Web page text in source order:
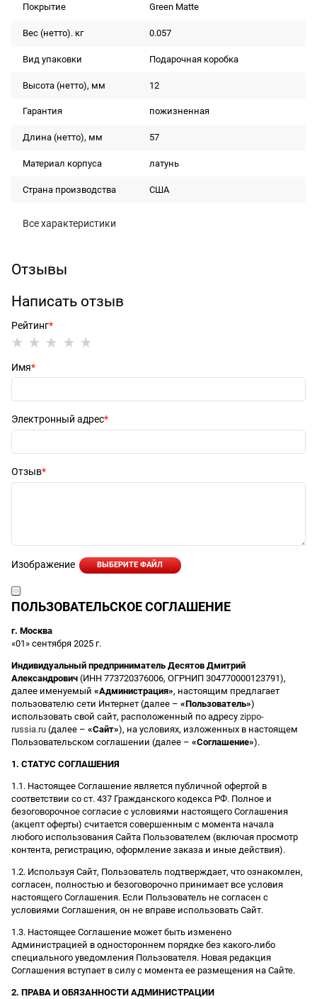
Покрытие Green Matte
Вес (нетто). кг 0.057
Вид упаковки Подарочная коробка
Высота (нетто), мм 12
Гарантия пожизненная
Длина (нетто), мм 57
Материал корпуса латунь
Страна производства США
Все характеристики
Отзывы
Написать отзыв
Рейтинг
Имя
Электронный адрес
Отзыв
Изображение ВЫБЕРИТЕ ФАЙЛ
ПОЛЬЗОВАТЕЛЬСКОЕ СОГЛАШЕНИЕ
г. Москва
«01» сентября 2025 г.
Индивидуальный предприниматель Десятов Дмитрий
Александрович (ИНН 773720376006, ОГРНИП 304770000123791),
далее именуемый «Администрация», настоящим предлагает
пользователю сети Интернет (далее – «Пользователь»)
использовать свой сайт, расположенный по адресу zippo-
russia.ru (далее – «Сайт»), на условиях, изложенных в настоящем
Пользовательском соглашении (далее – «Соглашение»).
1. СТАТУС СОГЛАШЕНИЯ
1.1. Настоящее Соглашение является публичной офертой в
соответствии со ст. 437 Гражданского кодекса РФ. Полное и
безоговорочное согласие с условиями настоящего Соглашения
(акцепт оферты) считается совершенным с момента начала
любого использования Сайта Пользователем (включая просмотр
контента, регистрацию, оформление заказа и иные действия).
1.2. Используя Сайт, Пользователь подтверждает, что ознакомлен,
согласен, полностью и безоговорочно принимает все условия
настоящего Соглашения. Если Пользователь не согласен с
условиями Соглашения, он не вправе использовать Сайт.
1.3. Настоящее Соглашение может быть изменено
Администрацией в одностороннем порядке без какого-либо
специального уведомления Пользователя. Новая редакция
Соглашения вступает в силу с момента ее размещения на Сайте.
2. ПРАВА И ОБЯЗАННОСТИ АДМИНИСТРАЦИИ